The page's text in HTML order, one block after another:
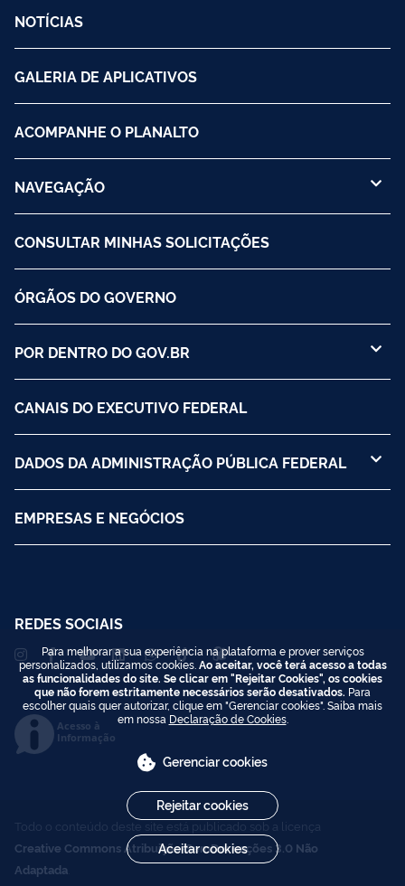
NOTÍCIAS
GALERIA DE APLICATIVOS
ACOMPANHE O PLANALTO
NAVEGAÇÃO
CONSULTAR MINHAS SOLICITAÇÕES
ÓRGÃOS DO GOVERNO
POR DENTRO DO GOV.BR
CANAIS DO EXECUTIVO FEDERAL
DADOS DA ADMINISTRAÇÃO PÚBLICA FEDERAL
EMPRESAS E NEGÓCIOS
REDES SOCIAIS
Acesso à
Informação
Todo o conteúdo deste site está publicado sob a licença
Creative Commons Atribuição-SemDerivações 3.0 Não
Adaptada
Para melhorar a sua experiência na plataforma e prover serviços
personalizados, utilizamos cookies. Ao aceitar, você terá acesso a todas
as funcionalidades do site. Se clicar em "Rejeitar Cookies", os cookies
que não forem estritamente necessários serão desativados. Para
escolher quais quer autorizar, clique em "Gerenciar cookies". Saiba mais
em nossa Declaração de Cookies.
Gerenciar cookies
Rejeitar cookies
Aceitar cookies